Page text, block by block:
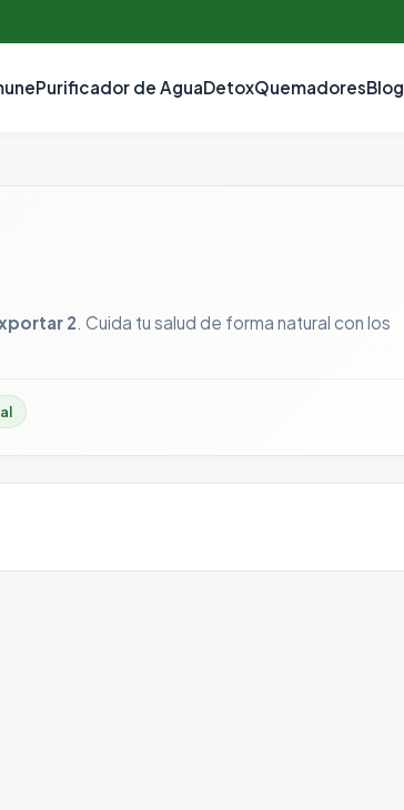
Purificador de AguaDetoxQuemadoresBlog
2 . Cuida tu salud de forma natural con los